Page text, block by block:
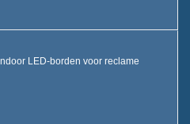
LED-borden voor reclame